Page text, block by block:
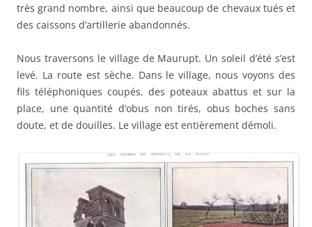
très grand nombre, ainsi que beaucoup de chevaux tués et
des caissons d’artillerie abandonnés.
Nous traversons le village de Maurupt. Un soleil d’été s’est
levé. La route est sèche. Dans le village, nous voyons des
fils téléphoniques coupés, des poteaux abattus et sur la
place, une quantité d’obus non tirés, obus boches sans
doute, et de douilles. Le village est entièrement démoli.